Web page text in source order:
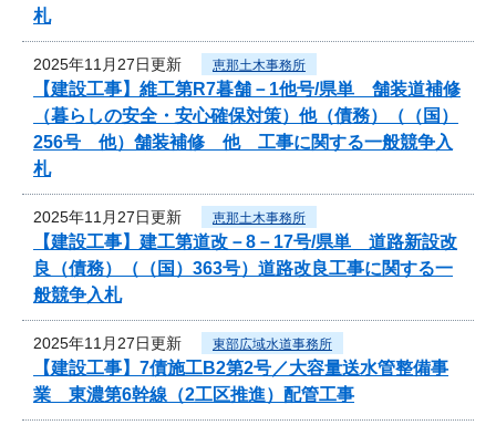
札
2025年11月27日更新 恵那土木事務所
【建設工事】維工第R7暮舗－1他号/県単 舗装道補修
（暮らしの安全・安心確保対策）他（債務）（（国）
256号 他）舗装補修 他 工事に関する一般競争入
札
2025年11月27日更新 恵那土木事務所
【建設工事】建工第道改－8－17号/県単 道路新設改
良（債務）（（国）363号）道路改良工事に関する一
般競争入札
2025年11月27日更新 東部広域水道事務所
【建設工事】7債施工B2第2号／大容量送水管整備事
業 東濃第6幹線（2工区推進）配管工事